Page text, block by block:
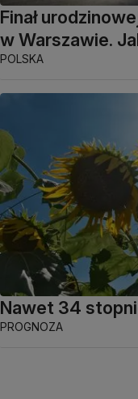
Finał
w Warszawie.
POLSKA
Nawet 34
PROGNOZA